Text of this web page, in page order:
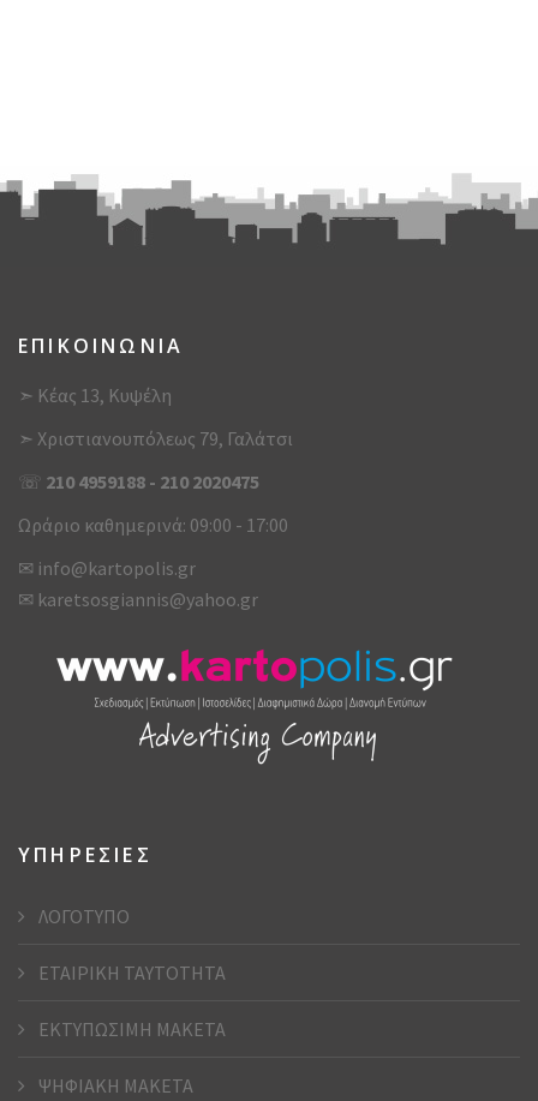
ΕΠΙΚΟΙΝΩΝΙΑ
➣ Κέας 13, Κυψέλη
➣ Χριστιανουπόλεως 79, Γαλάτσι
☏ 210 4959188 - 210 2020475
Ωράριο καθημερινά: 09:00 - 17:00
✉ info@kartopolis.gr
✉ karetsosgiannis@yahoo.gr
ΥΠΗΡΕΣΙΕΣ
ΛΟΓΟΤΥΠΟ
ΕΤΑΙΡΙΚΗ ΤΑΥΤΟΤΗΤΑ
ΕΚΤΥΠΩΣΙΜΗ ΜΑΚΕΤΑ
ΨΗΦΙΑΚΗ ΜΑΚΕΤΑ